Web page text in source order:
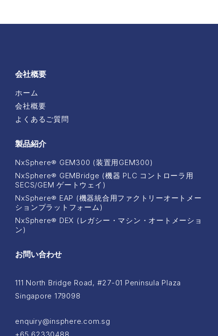
会社概要
ホーム
会社概要
よくあるご質問
製品紹介
NxSphere® GEM300 (装置用GEM300)
NxSphere® GEMBridge (機器 PLC コントローラ用
SECS/GEM ゲートウェイ)
NxSphere® EAP (機器統合用ファクトリーオートメー
ションプラットフォーム)
NxSphere® DEX (レガシー・マシン・オートメーショ
ン)
お問い合わせ
111 North Bridge Road, #27-01 Peninsula Plaza
Singapore 179098
enquiry@insphere.com.sg